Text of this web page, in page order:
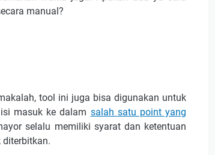
manual?
tool ini juga bisa digunakan untuk
masuk ke dalam salah satu point yang
selalu memiliki syarat dan ketentuan
diterbitkan.